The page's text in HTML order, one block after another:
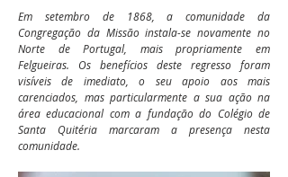
Em setembro de 1868, a comunidade da
Congregação da Missão instala-se novamente no
Norte de Portugal, mais propriamente em
Felgueiras. Os benefícios deste regresso foram
visíveis de imediato, o seu apoio aos mais
carenciados, mas particularmente a sua ação na
área educacional com a fundação do Colégio de
Santa Quitéria marcaram a presença nesta
comunidade.